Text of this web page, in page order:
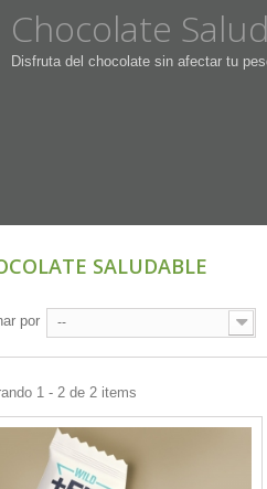
Chocolate
Disfruta del chocolate sin afectar tu
SALUDABLE
por --
1 - 2 de 2 items